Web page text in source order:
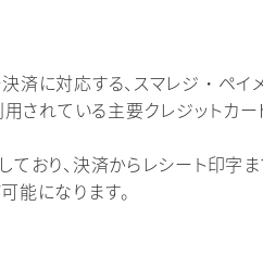
済に対応する、スマレジ・ペ
されている主要クレジットカ
ており、決済からレシート印
能になります。